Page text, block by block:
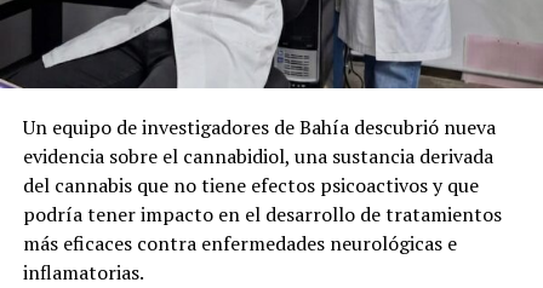
Un equipo de investigadores de Bahía descubrió nueva
evidencia sobre el cannabidiol, una sustancia derivada
del cannabis que no tiene efectos psicoactivos y que
podría tener impacto en el desarrollo de tratamientos
más eficaces contra enfermedades neurológicas e
inflamatorias.